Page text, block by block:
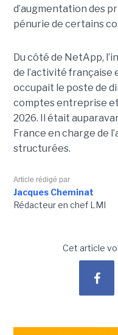
d’augmentation des
pénurie de certains
Du côté de NetApp,
de l’activité française
occupait le poste de
comptes entreprise
2026. Il était
France en charge de
structurées.
Article rédigé par
Jacques Cheminat
Rédacteur en chef LMI
Cet article